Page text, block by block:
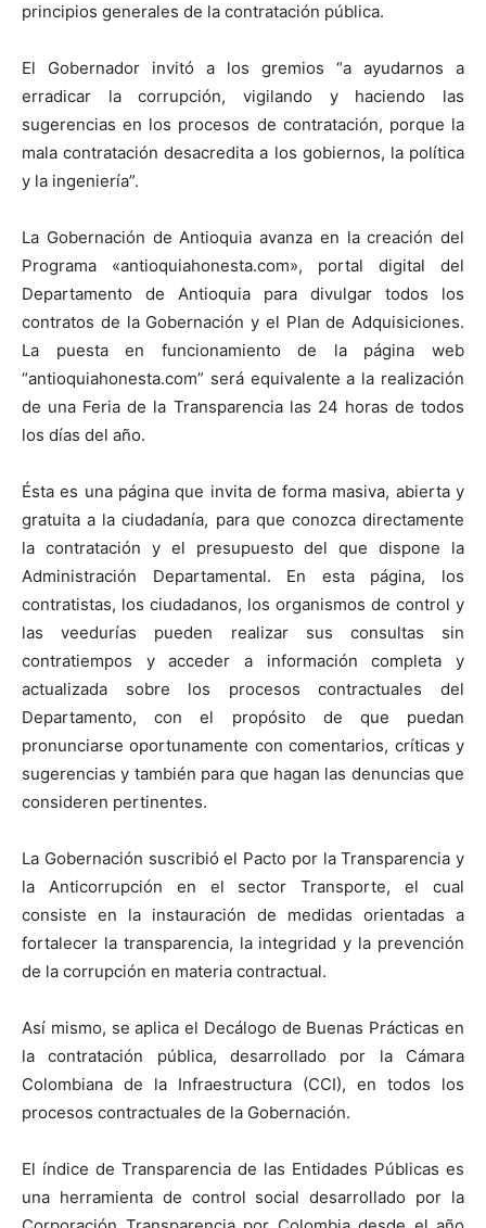
principios generales de la contratación pública.
El Gobernador invitó a los gremios “a ayudarnos a
erradicar la corrupción, vigilando y haciendo las
sugerencias en los procesos de contratación, porque la
mala contratación desacredita a los gobiernos, la política
y la ingeniería”.
La Gobernación de Antioquia avanza en la creación del
Programa «antioquiahonesta.com», portal digital del
Departamento de Antioquia para divulgar todos los
contratos de la Gobernación y el Plan de Adquisiciones.
La puesta en funcionamiento de la página web
“antioquiahonesta.com” será equivalente a la realización
de una Feria de la Transparencia las 24 horas de todos
los días del año.
Ésta es una página que invita de forma masiva, abierta y
gratuita a la ciudadanía, para que conozca directamente
la contratación y el presupuesto del que dispone la
Administración Departamental. En esta página, los
contratistas, los ciudadanos, los organismos de control y
las veedurías pueden realizar sus consultas sin
contratiempos y acceder a información completa y
actualizada sobre los procesos contractuales del
Departamento, con el propósito de que puedan
pronunciarse oportunamente con comentarios, críticas y
sugerencias y también para que hagan las denuncias que
consideren pertinentes.
La Gobernación suscribió el Pacto por la Transparencia y
la Anticorrupción en el sector Transporte, el cual
consiste en la instauración de medidas orientadas a
fortalecer la transparencia, la integridad y la prevención
de la corrupción en materia contractual.
Así mismo, se aplica el Decálogo de Buenas Prácticas en
la contratación pública, desarrollado por la Cámara
Colombiana de la Infraestructura (CCI), en todos los
procesos contractuales de la Gobernación.
El índice de Transparencia de las Entidades Públicas es
una herramienta de control social desarrollado por la